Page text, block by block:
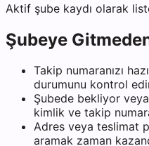
Aktif şube kaydı olarak
Şubeye
Takip numaranızı
durumunu kontrol
Şubede bekliyor
kimlik ve takip
Adres veya teslimat
aramak zaman